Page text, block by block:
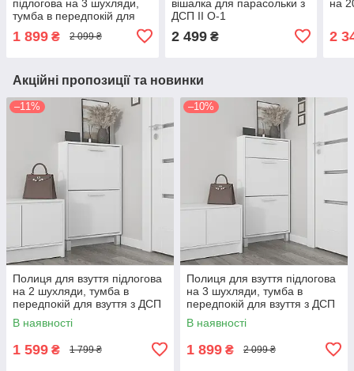
підлогова на 3 шухляди,
тумба в передпокій для
1 899 ₴ 2 099 ₴
вішалка для парасольки з
ДСП II O-1
2 499₴
на
2
Акційні пропозиції та новинки
–11%
Полиця для взуття підлогова
на 2 шухляди, тумба в
передпокій для взуття з ДСП
F-158
В наявності
1 599 ₴ 1 799 ₴
–10%
Полиця для взуття підлогова
на 3 шухляди, тумба в
передпокій для взуття з ДСП
F-159
В наявності
1 899 ₴ 2 099 ₴